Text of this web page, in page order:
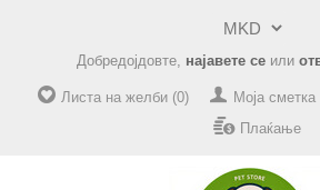
Добредојдовте, најавете се или
Листа на желби (0) Моја сметка
Плаќање